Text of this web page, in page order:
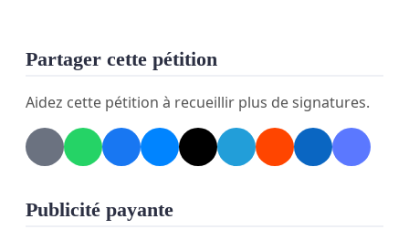
injustice !
Partager cette pétition
Aidez cette pétition à recueillir plus de signatures.
Publicité payante